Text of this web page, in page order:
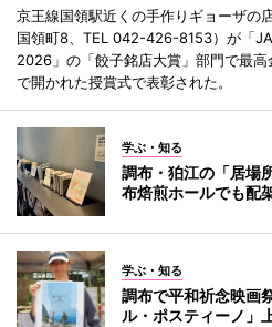
京王線国領駅近くの手作りギョーザの
国領町8、TEL 042-426-8153）が「
2026」の「餃子銘店大賞」部門で最
で開かれた授賞式で表彰された。
学ぶ・知る
調布・狛江の「居場
布焙煎ホールでも配
学ぶ・知る
調布で平和祈念映画
ル・ポスティーノ」